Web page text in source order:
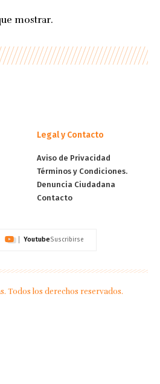
mostrar.
Legal y Contacto
Aviso de Privacidad
Términos y Condiciones.
Denuncia Ciudadana
Contacto
YoutubeSuscribirse
Todos los derechos reservados.